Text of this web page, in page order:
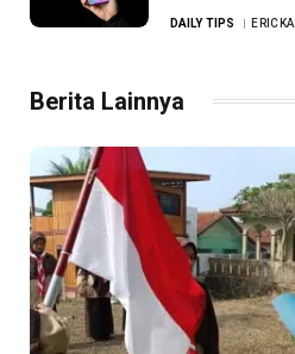
Dipercaya
DAILY TIPS ERICKA
Berita Lainnya